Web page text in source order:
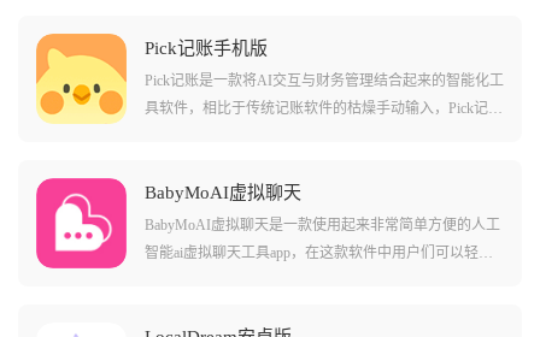
件中的ai角色的记忆能力都很持久，能够长时期的记住您
的对话内容，更好的衔接上下文和其他的深度对话内
容，让您体验沉浸式的角色体验!
Pick记账手机版
Pick记账是一款将AI交互与财务管理结合起来的智能化工
具软件，相比于传统记账软件的枯燥手动输入，Pick记账
能精准捕捉每一分钱的去向，并自动整理成高颜值的图
表，让理财变得像刷社交媒体一样轻松有趣。
BabyMoAI虚拟聊天
BabyMoAI虚拟聊天是一款使用起来非常简单方便的人工
智能ai虚拟聊天工具app，在这款软件中用户们可以轻松